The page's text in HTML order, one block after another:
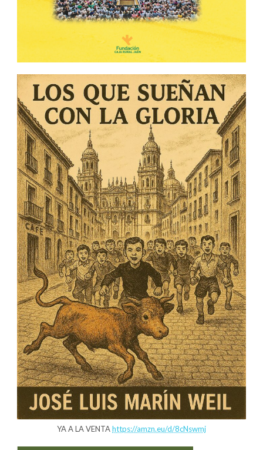
YA A LA VENTAhttps://amzn.eu/d/8cNswmj